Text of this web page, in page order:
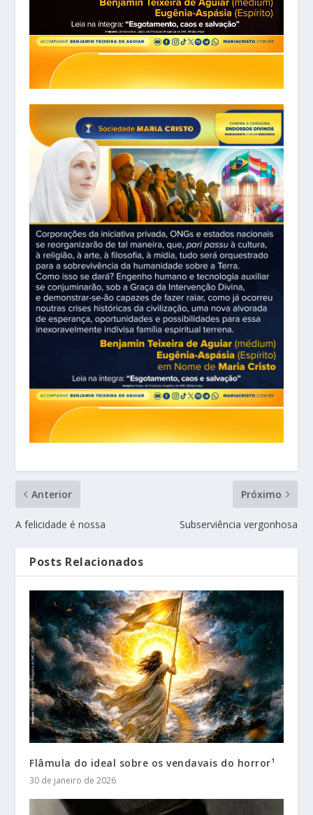
Anterior
A felicidade é nossa
Próximo
Subserviência vergonhosa
Posts Relacionados
Flâmula do ideal sobre os vendavais do horror¹
30 de janeiro de 2026